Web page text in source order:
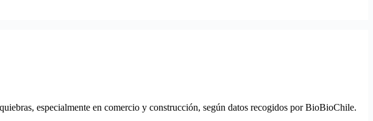
especialmente en comercio y construcción, según datos recogidos por BioBioChile.